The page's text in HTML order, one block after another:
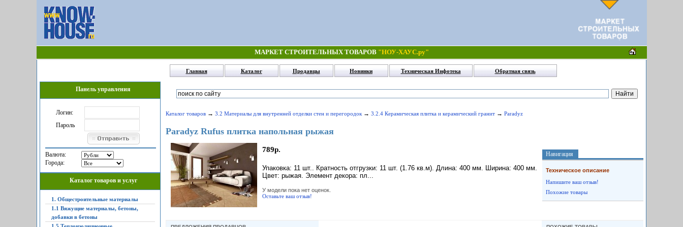
МАРКЕТ СТРОИТЕЛЬНЫХ ТОВАРОВ "НОУ-ХАУС.ру"
Главная Каталог Продавцы Новинки Техническая Инфотека Обратная связь
Панель управления
Логин:
Пароль
Валюта:
Города:
Каталог товаров и услуг
1. Общестроительные материалы
1.1 Вяжущие материалы, бетоны,
добавки в бетоны
Каталог товаров → 3.2 Материалы для внутренней отделки стен и перегородок→ 3.2.4 Керамическая плитка и керамический гранит → Paradyz
Paradyz Rufus плитка напольная рыжая
789р.
Упаковка: 11 шт.. Кратность отгрузки: 11 шт. (1.76 кв.м). Длина: 400 мм. Ширина: 400 мм.
Цвет: рыжая. Элемент декора: пл...
У модели пока нет оценок.
Оставьте ваш отзыв!
Навигация
Техническое описание
Напишите ваш отзыв!
Похожие товары